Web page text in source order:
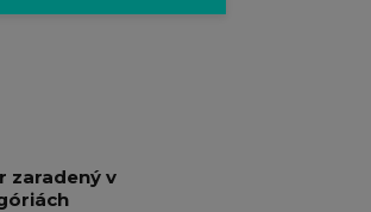
zaradený v